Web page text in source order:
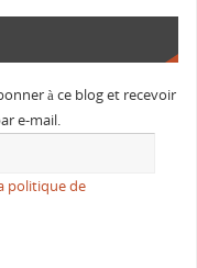
à ce blog et recevoir
e-mail.
politique de